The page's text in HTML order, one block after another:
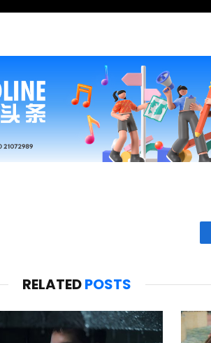
RELATEDPOSTS